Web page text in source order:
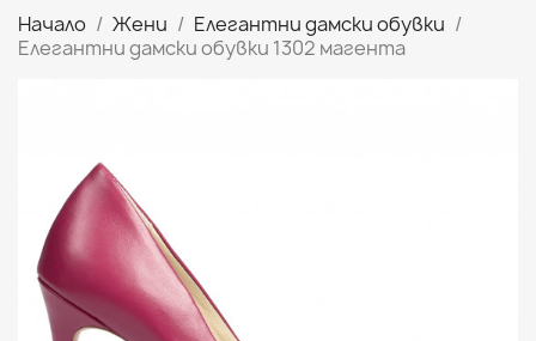
Начало Жени
Елегантни дамски обувки
Елегантни дамски обувки 1302 магента